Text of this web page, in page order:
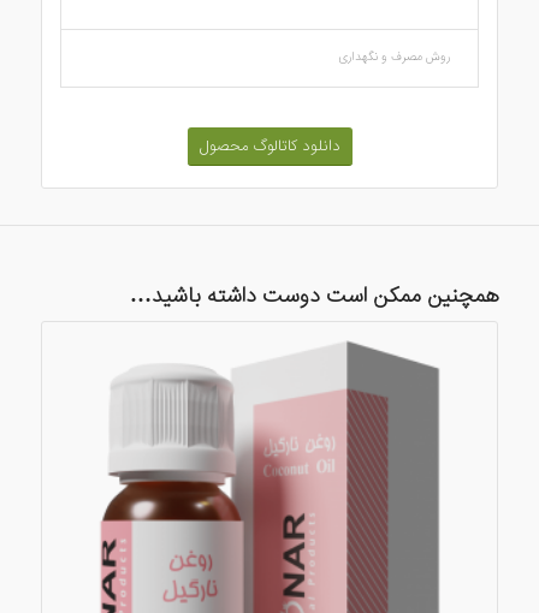
روش مصرف و نگهداری
دانلود کاتالوگ محصول
همچنین ممکن است دوست داشته باشید…